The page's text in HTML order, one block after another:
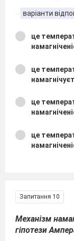
варіанти
це
це
це
це
Запитання 10
Механізм
гіпотези